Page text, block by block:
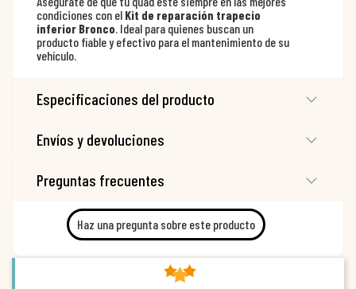
condiciones con el Kit de reparación trapecio
inferior Bronco. Ideal para quienes buscan un
producto fiable y efectivo para el mantenimiento de su
vehículo.
Especificaciones del producto
Envíos y devoluciones
Preguntas frecuentes
Haz una pregunta sobre este producto